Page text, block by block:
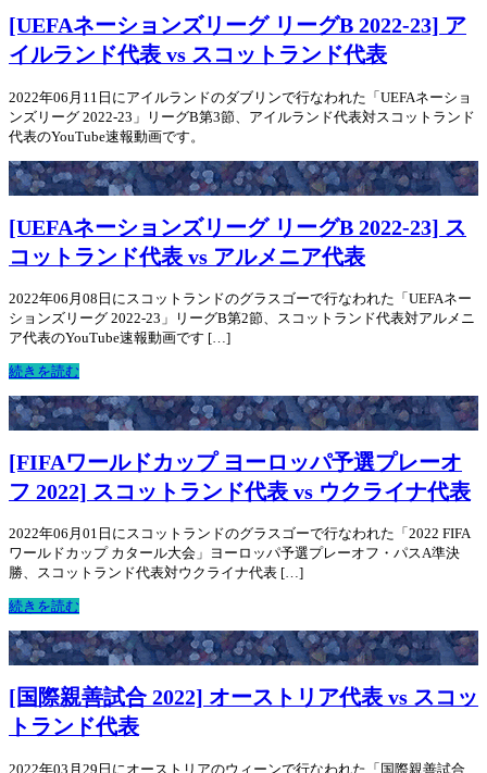
[UEFAネーションズリーグ リーグB 2022-23] ア
イルランド代表 vs スコットランド代表
2022年06月11日にアイルランドのダブリンで行なわれた「UEFAネーショ
ンズリーグ 2022-23」リーグB第3節、アイルランド代表対スコットランド
代表のYouTube速報動画です。
[UEFAネーションズリーグ リーグB 2022-23] ス
コットランド代表 vs アルメニア代表
2022年06月08日にスコットランドのグラスゴーで行なわれた「UEFAネー
ションズリーグ 2022-23」リーグB第2節、スコットランド代表対アルメニ
ア代表のYouTube速報動画です […]
続きを読む
[FIFAワールドカップ ヨーロッパ予選プレーオ
フ 2022] スコットランド代表 vs ウクライナ代表
2022年06月01日にスコットランドのグラスゴーで行なわれた「2022 FIFA
ワールドカップ カタール大会」ヨーロッパ予選プレーオフ・パスA準決
勝、スコットランド代表対ウクライナ代表 […]
続きを読む
[国際親善試合 2022] オーストリア代表 vs スコッ
トランド代表
2022年03月29日にオーストリアのウィーンで行なわれた「国際親善試合